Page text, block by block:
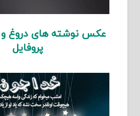
عکس نوشته های دروغ و
پروفایل